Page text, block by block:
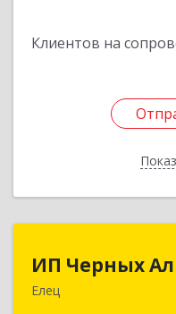
Клиентов на
ИП Черных
Елец
ИП Черных
399771, Липецкая